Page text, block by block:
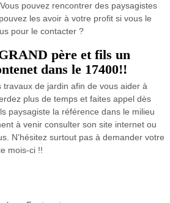
pouvez rencontrer des paysagistes
les avoir à votre profit si vous le
pour le contacter ?
père et fils un
dans le 17400!!
de jardin afin de vous aider à
plus de temps et faites appel dès
paysagiste la référence dans le milieu
à venir consulter son site internet ou
N’hésitez surtout pas à demander votre
mois-ci !!